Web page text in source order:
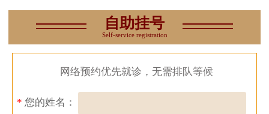
自助挂号
Self-service registration
网络预约优先就诊，无需排队等候
* 您的姓名：